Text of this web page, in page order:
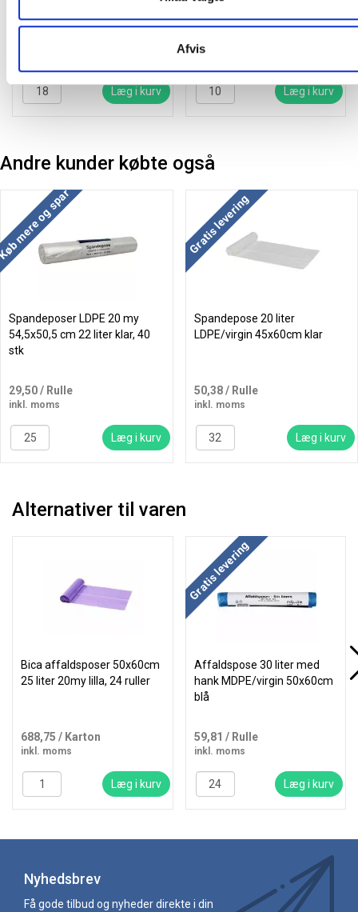
Afvis
LLDPE/virgin, 76x103cm blå
Læg i kurv
47,50
Læg i kurv
Andre kunder købte også
mere og spar
Spandeposer LDPE 20 my
54,5x50,5 cm 22 liter klar, 40
stk
29,50/ Rulle
inkl. moms
Læg i kurv
Gratis levering
Spandepose 20 liter
LDPE/virgin 45x60cm klar
50,38/ Rulle
inkl. moms
Læg i kurv
Alternativer til varen
Bica affaldsposer 50x60cm
25 liter 20my lilla, 24 ruller
688,75 / Karton
inkl. moms
Læg i kurv
Gratis levering
Affaldspose 30 liter med
hank MDPE/virgin 50x60cm
blå
59,81 / Rulle
inkl. moms
Læg i kurv
Nyhedsbrev
Få gode tilbud og nyheder direkte i din